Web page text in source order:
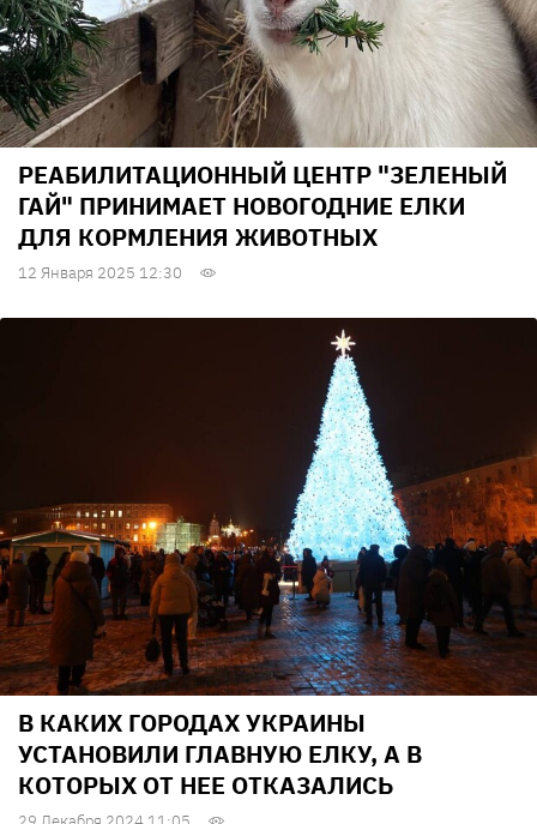
РЕАБИЛИТАЦИОННЫЙ ЦЕНТР "ЗЕЛЕНЫЙ
ГАЙ" ПРИНИМАЕТ НОВОГОДНИЕ ЕЛКИ
ДЛЯ КОРМЛЕНИЯ ЖИВОТНЫХ
12 Января 2025 12:30
В КАКИХ ГОРОДАХ УКРАИНЫ
УСТАНОВИЛИ ГЛАВНУЮ ЕЛКУ, А В
КОТОРЫХ ОТ НЕЕ ОТКАЗАЛИСЬ